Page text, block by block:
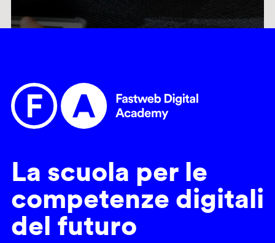
La scuola per le
competenze digitali
del futuro